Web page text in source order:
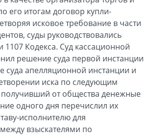
его итогам договор купли-
исковое требование в части
суды руководствовались
1107 Кодекса. Суд кассационной
решение суда первой инстанции
суда апелляционной инстанции и
иска по следующим
от общества денежные
одного дня перечислил их
исполнителю для
взыскателями по